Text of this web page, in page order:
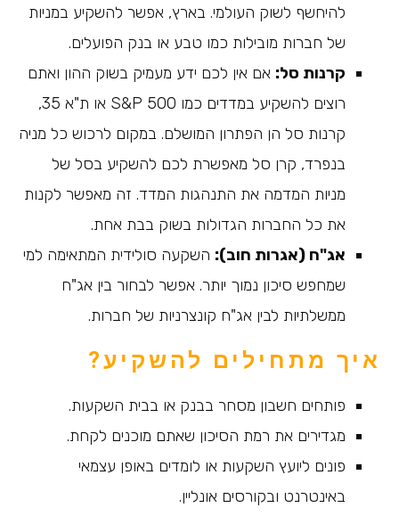
להיחשף לשוק העולמי. בארץ, אפשר להשקיע במניות
של חברות מובילות כמו טבע או בנק הפועלים.
קרנות סל: אם אין לכם ידע מעמיק בשוק ההון ואתם
רוצים להשקיע במדדים כמו S&P 500 או ת"א 35,
קרנות סל הן הפתרון המושלם. במקום לרכוש כל מניה
בנפרד, קרן סל מאפשרת לכם להשקיע בסל של
מניות המדמה את התנהגות המדד. זה מאפשר לקנות
את כל החברות הגדולות בשוק בבת אחת.
אג"ח (אגרות חוב): השקעה סולידית המתאימה למי
שמחפש סיכון נמוך יותר. אפשר לבחור בין אג"ח
ממשלתיות לבין אג"ח קונצרניות של חברות.
איך מתחילים להשקיע?
פותחים חשבון מסחר בבנק או בבית השקעות.
מגדירים את רמת הסיכון שאתם מוכנים לקחת.
פונים ליועץ השקעות או לומדים באופן עצמאי
באינטרנט ובקורסים אונליין.